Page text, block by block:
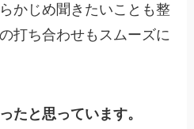
かじめ聞きたいことも整
打ち合わせもスムーズに
たと思っています。